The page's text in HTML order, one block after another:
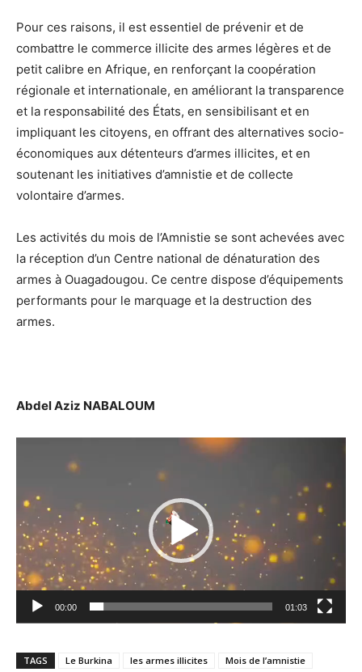
Pour ces raisons, il est essentiel de prévenir et de
combattre le commerce illicite des armes légères et de
petit calibre en Afrique, en renforçant la coopération
régionale et internationale, en améliorant la transparence
et la responsabilité des États, en sensibilisant et en
impliquant les citoyens, en offrant des alternatives socio-
économiques aux détenteurs d’armes illicites, et en
soutenant les initiatives d’amnistie et de collecte
volontaire d’armes.
Les activités du mois de l’Amnistie se sont achevées avec
la réception d’un Centre national de dénaturation des
armes à Ouagadougou. Ce centre dispose d’équipements
performants pour le marquage et la destruction des
armes.
Abdel Aziz NABALOUM
Lecteur
00:00 01:03
TAGS Le Burkina les armes illicites Mois de l’amnistie